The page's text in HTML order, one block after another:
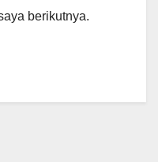
berikutnya.